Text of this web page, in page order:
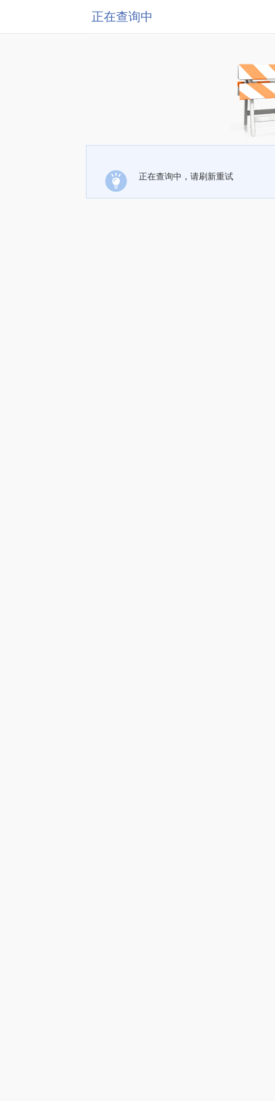
正在查询中
正在查询中，请刷新重试